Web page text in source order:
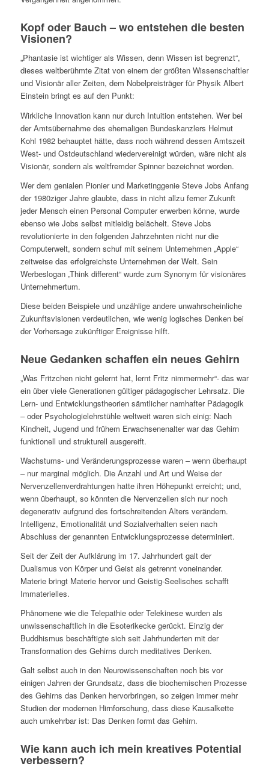
Kopf oder Bauch – wo entstehen die besten
Visionen?
„Phantasie ist wichtiger als Wissen, denn Wissen ist begrenzt“,
dieses weltberühmte Zitat von einem der größten Wissenschaftler
und Visionär aller Zeiten, dem Nobelpreisträ­ger für Physik Albert
Einstein bringt es auf den Punkt:
Wirkliche Innovation kann nur durch Intuition entstehen. Wer bei
der Amtsübernahme des ehemaligen Bundeskanzlers Helmut
Kohl 1982 behauptet hätte, dass noch während dessen Amtszeit
West- und Ostdeutschland wiedervereinigt würden, wäre nicht als
Visionär, sondern als weltfremder Spinner bezeichnet worden.
Wer dem genialen Pionier und Marketinggenie Steve Jobs Anfang
der 1980ziger Jahre glaubte, dass in nicht allzu ferner Zukunft
jeder Mensch einen Personal Computer erwerben könne, wurde
ebenso wie Jobs selbst mitleidig belächelt. Steve Jobs
revolutionierte in den folgenden Jahrzehnten nicht nur die
Computerwelt, sondern schuf mit seinem Unternehmen „Apple“
zeitweise das erfolgreichste Unternehmen der Welt. Sein
Werbeslogan „Think different“ wurde zum Synonym für visionäres
Unternehmertum.
Diese beiden Beispiele und unzählige andere unwahrscheinli­che
Zukunftsvisionen verdeutlichen, wie wenig logisches Denken bei
der Vorhersage zukünftiger Ereignisse hilft.
Neue Gedanken schaffen ein neues Gehirn
„Was Fritzchen nicht gelernt hat, lernt Fritz nimmermehr“- das war
ein über viele Generationen gültiger pädagogischer Lehrsatz. Die
Lern- und Entwicklungstheorien sämtlicher namhafter Pädagogik
– oder Psychologielehrstühle weltweit waren sich einig: Nach
Kindheit, Jugend und frühem Er­wachsenenalter war das Gehirn
funktionell und strukturell ausgereift.
Wachstums- und Veränderungsprozesse waren – wenn überhaupt
– nur marginal möglich. Die Anzahl und Art und Weise der
Nervenzellenverdrahtungen hatte ihren Höhe­punkt erreicht; und,
wenn überhaupt, so könnten die Ner­venzellen sich nur noch
degenerativ aufgrund des fort­schreitenden Alters verändern.
Intelligenz, Emotionalität und Sozialverhalten seien nach
Abschluss der genannten Ent­wicklungsprozesse determiniert.
Seit der Zeit der Aufklärung im 17. Jahrhundert galt der
Dualismus von Körper und Geist als getrennt voneinander.
Materie bringt Materie hervor und Geistig-Seelisches schafft
Immaterielles.
Phänomene wie die Telepathie oder Telekinese wurden als
unwissenschaftlich in die Esoterikecke gerückt. Einzig der
Buddhismus beschäftigte sich seit Jahrhunderten mit der
Transformation des Gehirns durch meditatives Denken.
Galt selbst auch in den Neurowissenschaften noch bis vor
einigen Jahren der Grundsatz, dass die biochemischen Prozesse
des Gehirns das Denken hervorbringen, so zeigen immer mehr
Studien der modernen Hirnforschung, dass diese Kausalkette
auch umkehrbar ist: Das Denken formt das Gehirn.
Wie kann auch ich mein kreatives Potential
verbessern?